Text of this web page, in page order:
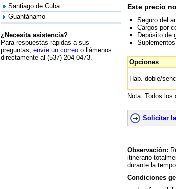
Este precio
Seguro del
Cargos por
Depósito de
Opciones
Hab. doble/
Nota: Todos
Solicitar
Observación:
itinerario
durante la
Condiciones
Santiago de Cuba
Guantánamo
¿Necesita asistencia?
Para respuestas rápidas a sus
preguntas, envíe un correo o llámenos
directamente al (537) 204-0473.